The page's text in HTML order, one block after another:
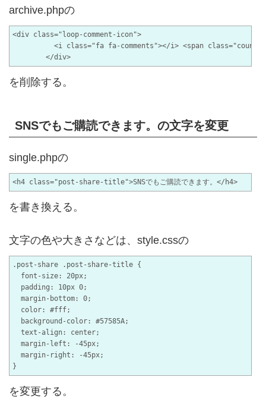
archive.phpの
<div class="loop-comment-icon">
<i class="fa fa-comments"></i> <span
を削除する。
SNSでもご購読できます。の文字を変更
single.phpの
を書き換える。
文字の色や大きさなどは、style.cssの
.post-share .post-share-title {
  font-size: 20px;
  padding: 10px 0;
  margin-bottom: 0;
  color: #fff;
  background-color: #57585A;
  text-align: center;
  margin-left: -45px;
  margin-right: -45px;
を変更する。